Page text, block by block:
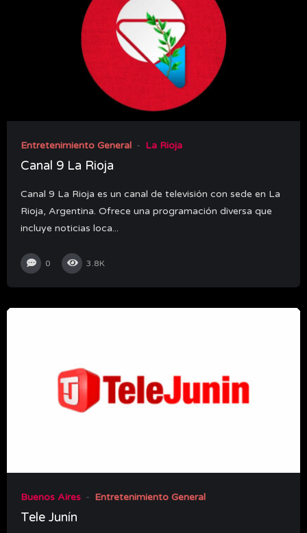
Entretenimiento General La Rioja
Canal 9 La Rioja
Canal 9 La Rioja es un canal de televisión con sede en La
Rioja, Argentina. Ofrece una programación diversa que
incluye noticias loca...
0 3.8K
Buenos Aires Entretenimiento General
Tele Junín